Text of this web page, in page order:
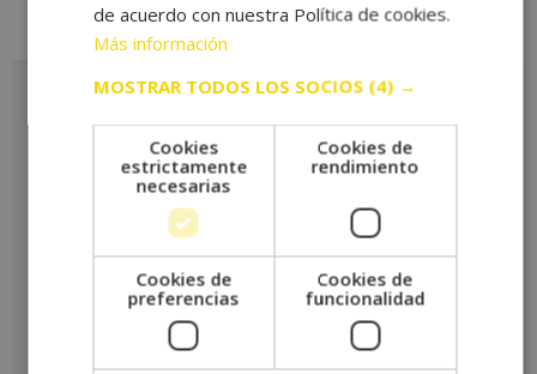
de acuerdo con nuestra Política de cookies.
Más información
MOSTRAR TODOS LOS SOCIOS (4) →
Cookies
estrictamente
necesarias
Cookies de
rendimiento
Cookies de
preferencias
Cookies de
funcionalidad